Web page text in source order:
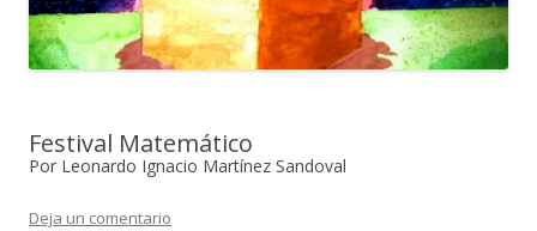
Festival Matemático
Por Leonardo Ignacio Martínez Sandoval
Deja un comentario